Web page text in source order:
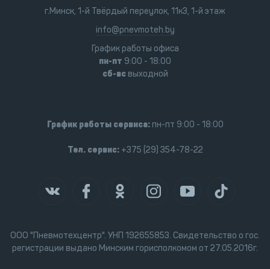
ООО "Пневмотехцентр". УНП 192655853. Свидетельство о гос.
регистрации выдано Минским горисполкомом от 27.05.2016г.
г.Минск, 1-й Твёрдый переулок, 11к3, 1-й этаж
info@pnevmoteh.by
График работы офиса
пн-пт 9:00 - 18:00
сб-всвыходной
График работы сервиса:пн-пт 9:00 - 18:00
Тел. сервис:+375 (29) 354-78-22